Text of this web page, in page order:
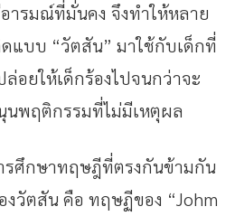
ารมณ์ที่มั่นคง จึงทำให้หลาย
ดแบบ “วัตสัน” มาใช้กับเด็กที่
อยให้เด็กร้องไปจนกว่าจะ
นพฤติกรรมที่ไม่มีเหตุผล
รศึกษาทฤษฎีที่ตรงกันข้ามกัน
วัตสัน คือ ทฤษฏีของ “Johm